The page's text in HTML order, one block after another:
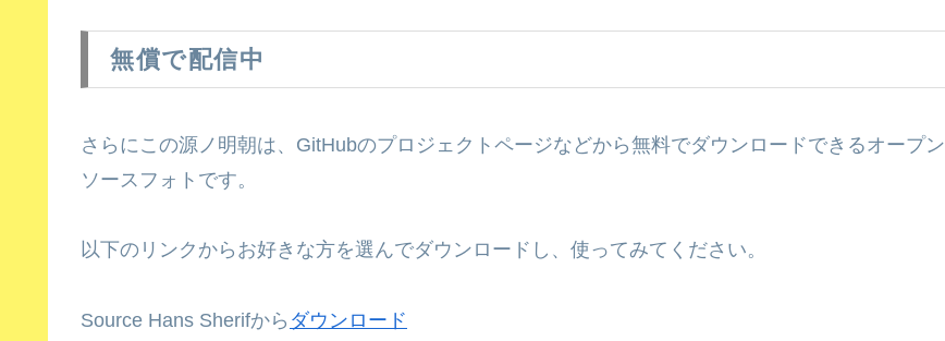
無償で配信中
さらにこの源ノ明朝は、GitHubのプロジェクトページなどから無料でダウンロードできるオープン
ソースフォトです。
以下のリンクからお好きな方を選んでダウンロードし、使ってみてください。
Source Hans Sherifから ダウンロード